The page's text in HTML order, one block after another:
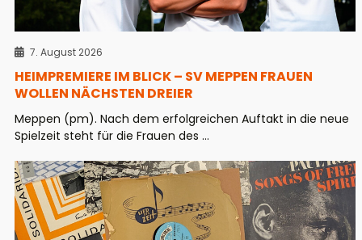
7. August 2026
HEIMPREMIERE IM BLICK – SV MEPPEN FRAUEN
WOLLEN NÄCHSTEN DREIER
Meppen (pm). Nach dem erfolgreichen Auftakt in die neue
Spielzeit steht für die Frauen des ...